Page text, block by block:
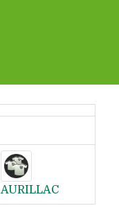
AURILLAC